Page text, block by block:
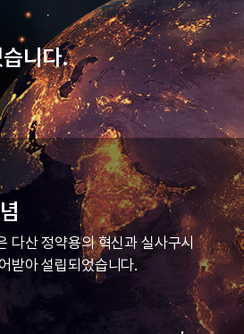
니다.
다산 정약용의 혁신과 실사구시
받아 설립되었습니다.